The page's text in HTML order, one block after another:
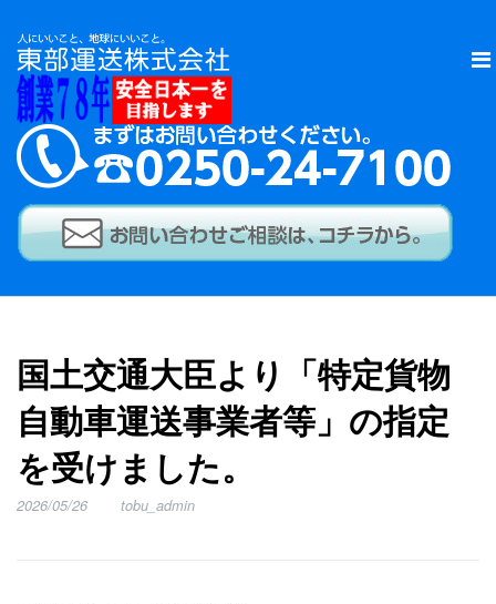
国土交通大臣より「特定貨物
自動車運送事業者等」の指定
を受けました。
2026/05/26 tobu_admin